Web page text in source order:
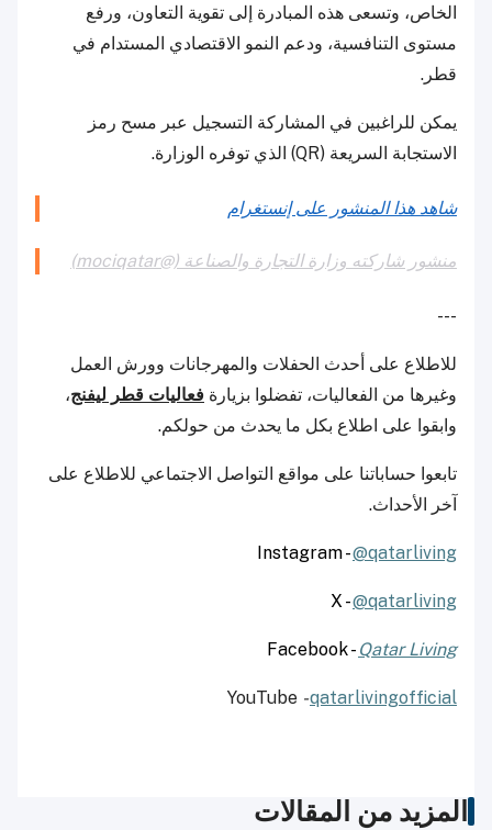
الخاص، وتسعى هذه المبادرة إلى تقوية التعاون، ورفع
مستوى التنافسية، ودعم النمو الاقتصادي المستدام في
قطر.
يمكن للراغبين في المشاركة التسجيل عبر مسح رمز
الاستجابة السريعة (QR) الذي توفره الوزارة.
شاهد هذا المنشور على إنستغرام
منشور شاركته وزارة التجارة والصناعة (@mociqatar)
---
للاطلاع على أحدث الحفلات والمهرجانات وورش العمل
وغيرها من الفعاليات، تفضلوا بزيارة فعاليات قطر ليفنج،
وابقوا على اطلاع بكل ما يحدث من حولكم.
تابعوا حساباتنا على مواقع التواصل الاجتماعي للاطلاع على
آخر الأحداث.
Instagram -@qatarliving
X -@qatarliving
Facebook - Qatar Living
YouTube -qatarlivingofficial
المزيد من المقالات